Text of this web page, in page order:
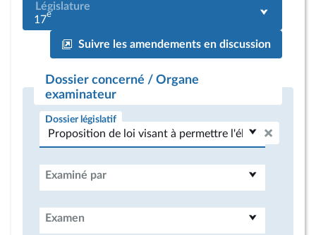
Législature
17e
Suivre les amendements en discussion
Dossier concerné / Organe
examinateur
Dossier législatif
Examiné par
Examen